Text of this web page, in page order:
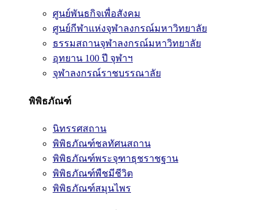
ศูนย์พันธกิจเพื่อสังคม
ศูนย์กีฬาแห่งจุฬาลงกรณ์มหาวิทยาลัย
ธรรมสถานจุฬาลงกรณ์มหาวิทยาลัย
อุทยาน 100 ปี จุฬาฯ
จุฬาลงกรณ์ราชบรรณาลัย
พิพิธภัณฑ์
นิทรรศสถาน
พิพิธภัณฑ์ชลทัศนสถาน
พิพิธภัณฑ์พระจุฑาธุชราชฐาน
พิพิธภัณฑ์พืชมีชีวิต
พิพิธภัณฑ์สมุนไพร